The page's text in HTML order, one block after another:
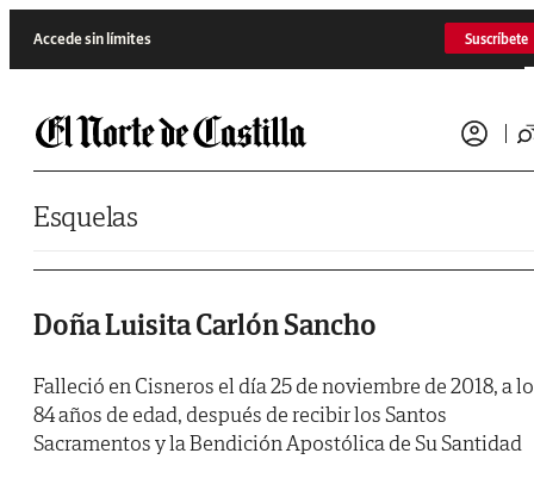
Accede sin límites Suscríbete
Esquelas
Doña Luisita Carlón Sancho
Falleció en Cisneros el día 25 de noviembre de 2018, a
84 años de edad, después de recibir los Santos
Sacramentos y la Bendición Apostólica de Su Santidad